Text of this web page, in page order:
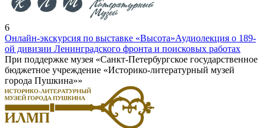
6
Онлайн-экскурсия по выставке «Высота»Аудиолекция о 189-
ой дивизии Ленинградского фронта и поисковых работах
При поддержке музея «Санкт-Петербургское государственное
бюджетное учреждение «Историко-литературный музей
города Пушкина»»